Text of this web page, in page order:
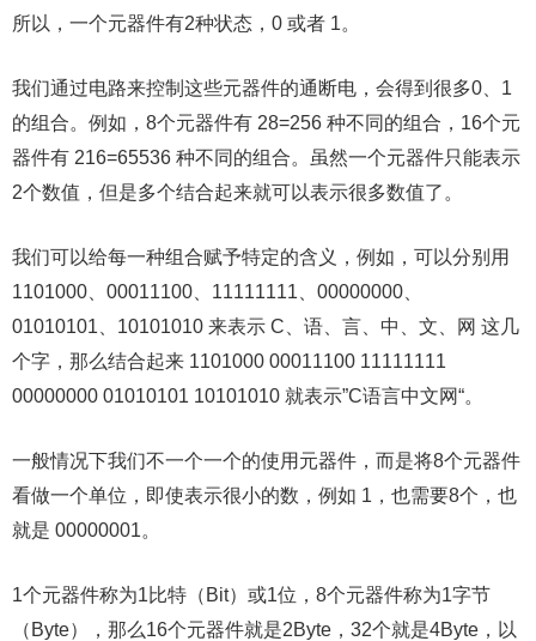
所以，一个元器件有2种状态，0 或者 1。
我们通过电路来控制这些元器件的通断电，会得到很多0、1
的组合。例如，8个元器件有 28=256 种不同的组合，16个元
器件有 216=65536 种不同的组合。虽然一个元器件只能表示
2个数值，但是多个结合起来就可以表示很多数值了。
我们可以给每一种组合赋予特定的含义，例如，可以分别用
1101000、00011100、11111111、00000000、
01010101、10101010 来表示 C、语、言、中、文、网 这几
个字，那么结合起来 1101000 00011100 11111111
00000000 01010101 10101010 就表示”C语言中文网“。
一般情况下我们不一个一个的使用元器件，而是将8个元器件
看做一个单位，即使表示很小的数，例如 1，也需要8个，也
就是 00000001。
1个元器件称为1比特（Bit）或1位，8个元器件称为1字节
（Byte），那么16个元器件就是2Byte，32个就是4Byte，以